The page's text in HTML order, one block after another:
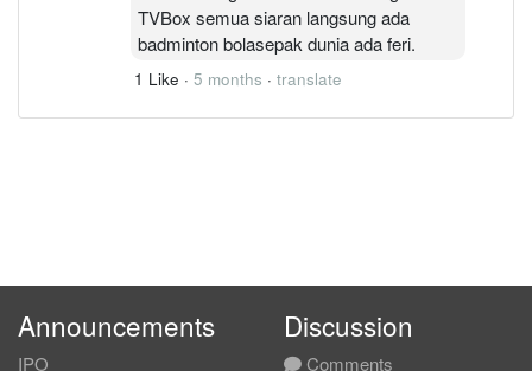
TVBox semua siaran langsung ada
badminton bolasepak dunia ada feri.
1 Like · 5 months · translate
Announcements
IPO
Discussion
Comments